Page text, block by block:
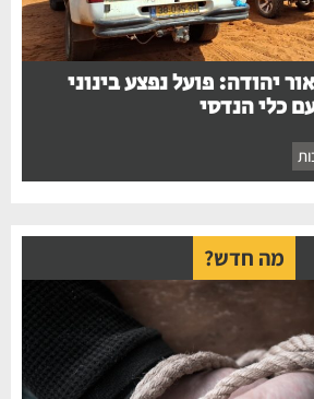
יהודה: פועל נפצע בינוני
כלי הנדסי
מה חדש?